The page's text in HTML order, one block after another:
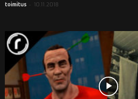
toimitus - 10.11.2018